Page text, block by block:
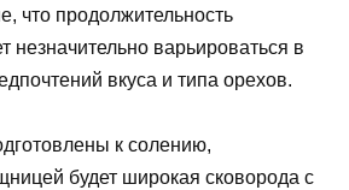
что продолжительность
незначительно варьироваться в
вкуса и типа орехов.
к солению,
будет широкая сковорода с